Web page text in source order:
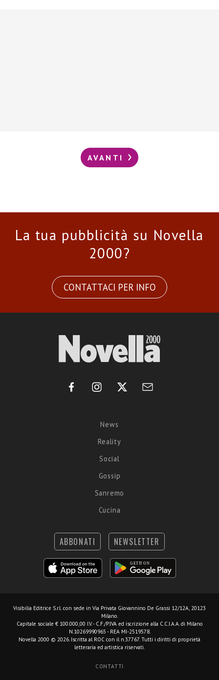
AVANTI
La tua pubblicità su Novella
2000?
CONTATTACI PER INFO
News
Reality
Social
Gossip
Sanremo
Cucina
ABBONATI NEWSLETTER
Visibilia Editrice S.r.l. con sede in Via Privata Giovannino De Grassi 12/12A, 20123
Milano.
Capitale sociale € 100.000,00 I.V. - C.F./P.IVA ed iscrizione alla C.C.I.A.A. di Milano
N.10269990965 - REA MI-2519578.
Novella 2000 © 2026. Iscritta al ROC con il n.37767. Tutti i diritti di proprietà
letteraria ed artistica riservati.
CONTATTI